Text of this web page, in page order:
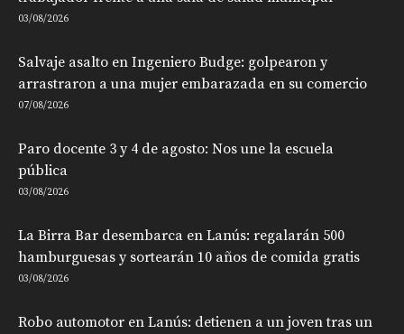
03/08/2026
Salvaje asalto en Ingeniero Budge: golpearon y
arrastraron a una mujer embarazada en su comercio
07/08/2026
Paro docente 3 y 4 de agosto: Nos une la escuela
pública
03/08/2026
La Birra Bar desembarca en Lanús: regalarán 500
hamburguesas y sortearán 10 años de comida gratis
03/08/2026
Robo automotor en Lanús: detienen a un joven tras un